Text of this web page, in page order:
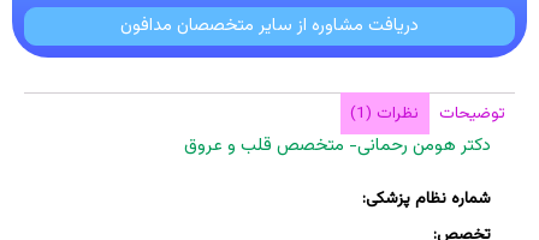
دریافت مشاوره از سایر متخصصان مدافون
توضیحات نظرات (1)
دکتر هومن رحمانی- متخصص قلب و عروق
شماره نظام پزشکی:
تخصص: